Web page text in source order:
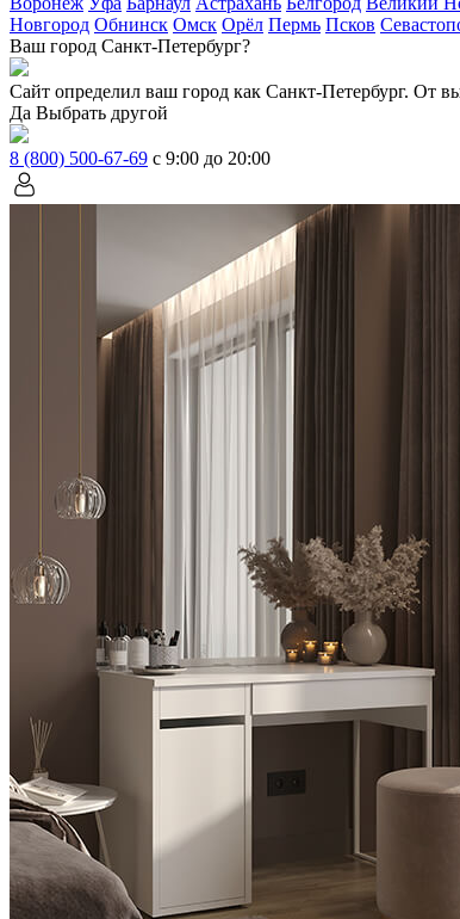
Новгород Обнинск Омск Орёл Пермь Псков
Ваш город Санкт-Петербург?
Сайт определил ваш город как Санкт-Петербург. От
Да Выбрать другой
8 (800) 500-67-69 с 9:00 до 20:00